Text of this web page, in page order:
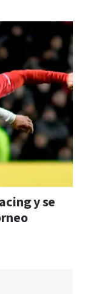
y se